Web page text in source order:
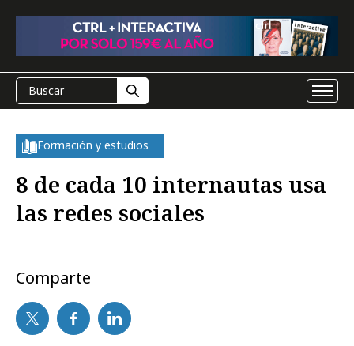
Formación y estudios
8 de cada 10 internautas usa
las redes sociales
Comparte